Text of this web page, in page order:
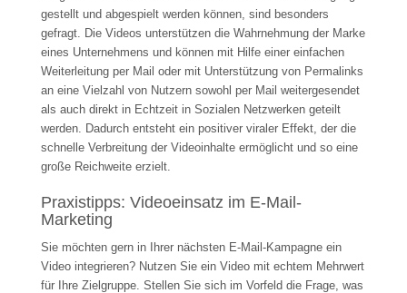
gestellt und abgespielt werden können, sind besonders
gefragt. Die Videos unterstützen die Wahrnehmung der Marke
eines Unternehmens und können mit Hilfe einer einfachen
Weiterleitung per Mail oder mit Unterstützung von Permalinks
an eine Vielzahl von Nutzern sowohl per Mail weitergesendet
als auch direkt in Echtzeit in Sozialen Netzwerken geteilt
werden. Dadurch entsteht ein positiver viraler Effekt, der die
schnelle Verbreitung der Videoinhalte ermöglicht und so eine
große Reichweite erzielt.
Praxistipps: Videoeinsatz im E-Mail-
Marketing
Sie möchten gern in Ihrer nächsten E-Mail-Kampagne ein
Video integrieren? Nutzen Sie ein Video mit echtem Mehrwert
für Ihre Zielgruppe. Stellen Sie sich im Vorfeld die Frage, was